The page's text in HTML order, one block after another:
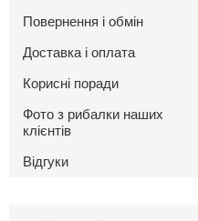
Повернення і обмін
Доставка і оплата
Корисні поради
Фото з рибалки наших
клієнтів
Відгуки